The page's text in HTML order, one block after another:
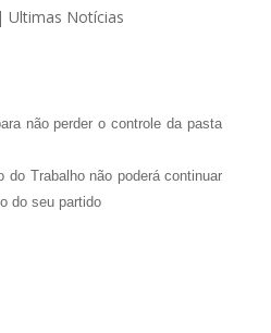
| Ultimas Notícias
não perder o controle da pasta
do Trabalho não poderá continuar
do seu partido